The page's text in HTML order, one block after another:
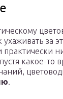
за
какое-то